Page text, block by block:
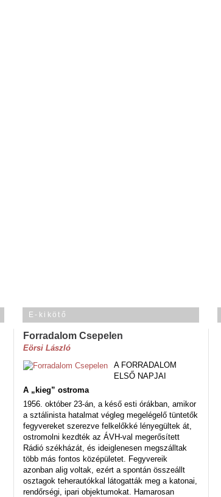
E-kikötő
Forradalom Csepelen
Eörsi László
A FORRADALOM
ELSŐ NAPJAI
A „kieg” ostroma
1956. október 23-án, a késő esti órákban, amikor
a sztálinista hatalmat végleg megelégelő tüntetők
fegyvereket szerezve felkelőkké lényegültek át,
ostromolni kezdték az ÁVH-val megerősített
Rádió székházát, és ideiglenesen megszálltak
több más fontos középületet. Fegyvereik
azonban alig voltak, ezért a spontán összeállt
osztagok teherautókkal látogatták meg a katonai,
rendőrségi, ipari objektumokat. Hamarosan